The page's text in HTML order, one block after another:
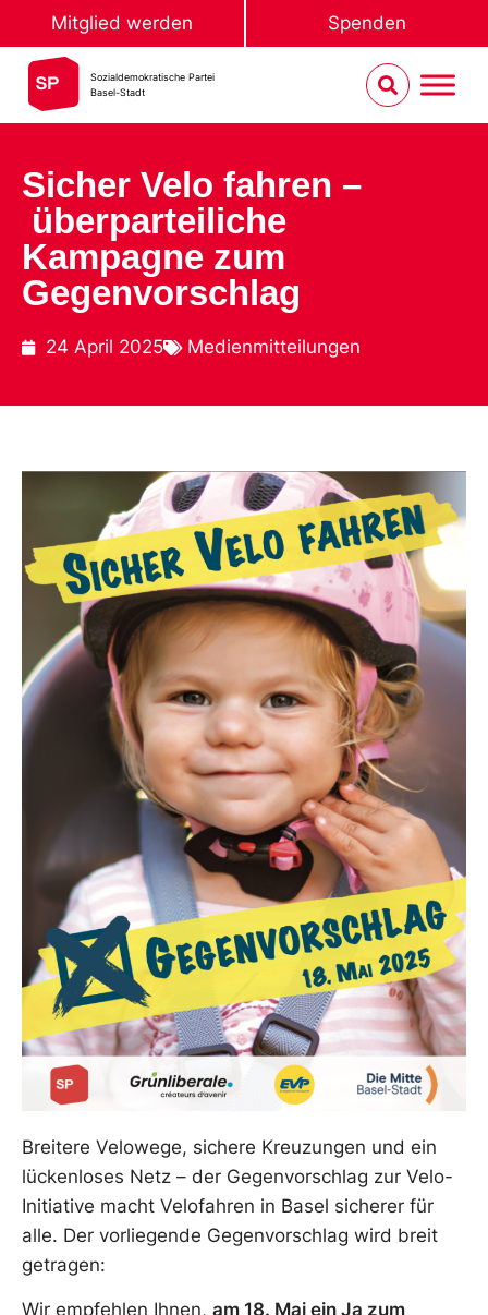
Mitglied werden Spenden
Sozialdemokratische Partei
Basel-Stadt
Sicher Velo fahren –
überparteiliche
Kampagne zum
Gegenvorschlag
24 April 2025 Medienmitteilungen
Breitere Velowege, sichere Kreuzungen und ein
lückenloses Netz – der Gegenvorschlag zur Velo-
Initiative macht Velofahren in Basel sicherer für
alle. Der vorliegende Gegenvorschlag wird breit
getragen:
Wir empfehlen Ihnen, am 18. Mai ein Ja zum